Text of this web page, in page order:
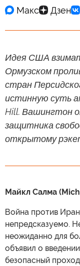
Идея США
Ормузском
стран
истинную суть
Hill. Вашингтон
защитника
открытому
Майкл Салма
Война против
непредсказуемо.
неожиданно для
объявил о
безопасный